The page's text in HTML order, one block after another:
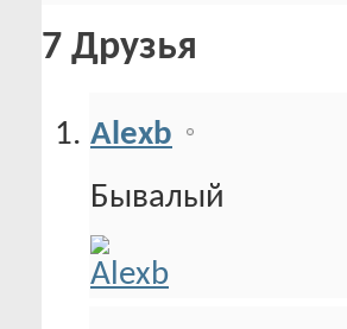
7 Друзья
Alexb
Бывалый